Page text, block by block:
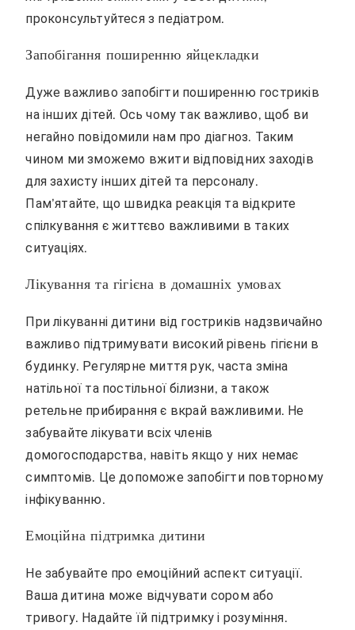
проконсультуйтеся з педіатром.
Запобігання поширенню яйцекладки
Дуже важливо запобігти поширенню гостриків
на інших дітей. Ось чому так важливо, щоб ви
негайно повідомили нам про діагноз. Таким
чином ми зможемо вжити відповідних заходів
для захисту інших дітей та персоналу.
Пам’ятайте, що швидка реакція та відкрите
спілкування є життєво важливими в таких
ситуаціях.
Лікування та гігієна в домашніх умовах
При лікуванні дитини від гостриків надзвичайно
важливо підтримувати високий рівень гігієни в
будинку. Регулярне миття рук, часта зміна
натільної та постільної білизни, а також
ретельне прибирання є вкрай важливими. Не
забувайте лікувати всіх членів
домогосподарства, навіть якщо у них немає
симптомів. Це допоможе запобігти повторному
інфікуванню.
Емоційна підтримка дитини
Не забувайте про емоційний аспект ситуації.
Ваша дитина може відчувати сором або
тривогу. Надайте їй підтримку і розуміння.